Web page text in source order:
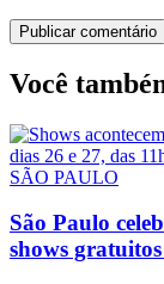
Você
SÃO PAULO
São Paulo
shows